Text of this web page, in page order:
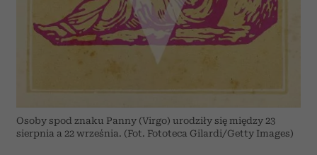
Osoby spod znaku Panny (Virgo) urodziły się między 23
sierpnia a 22 września. (Fot. Fototeca Gilardi/Getty Images)